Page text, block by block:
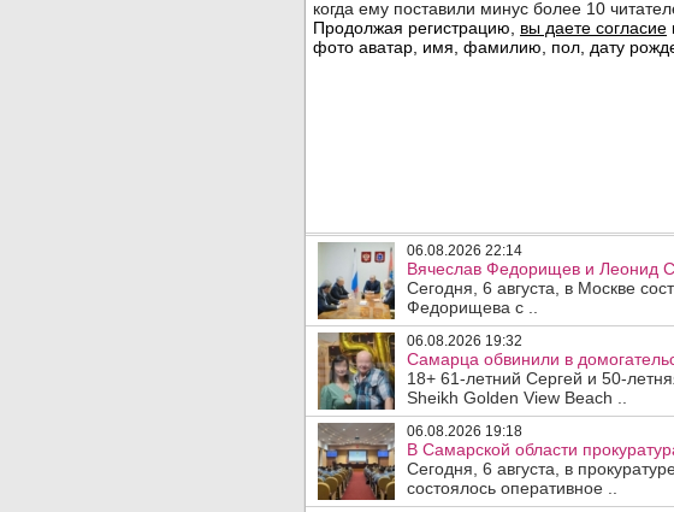
06.08.2026 22:14
Вячеслав Федорищев и Леонид
Сегодня, 6 августа, в Москве
Федорищева с ..
06.08.2026 19:32
Самарца обвинили в
18+ 61-летний Сергей и 50-
Sheikh Golden View Beach ..
06.08.2026 19:18
В Самарской области
Сегодня, 6 августа, в
состоялось оперативное ..